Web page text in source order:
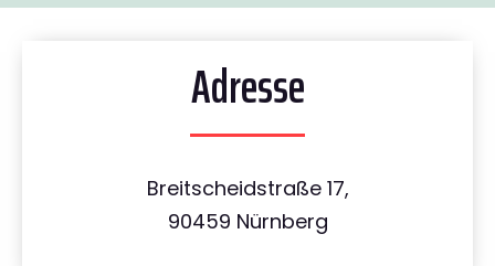
Adresse
Breitscheidstraße 17,
90459 Nürnberg